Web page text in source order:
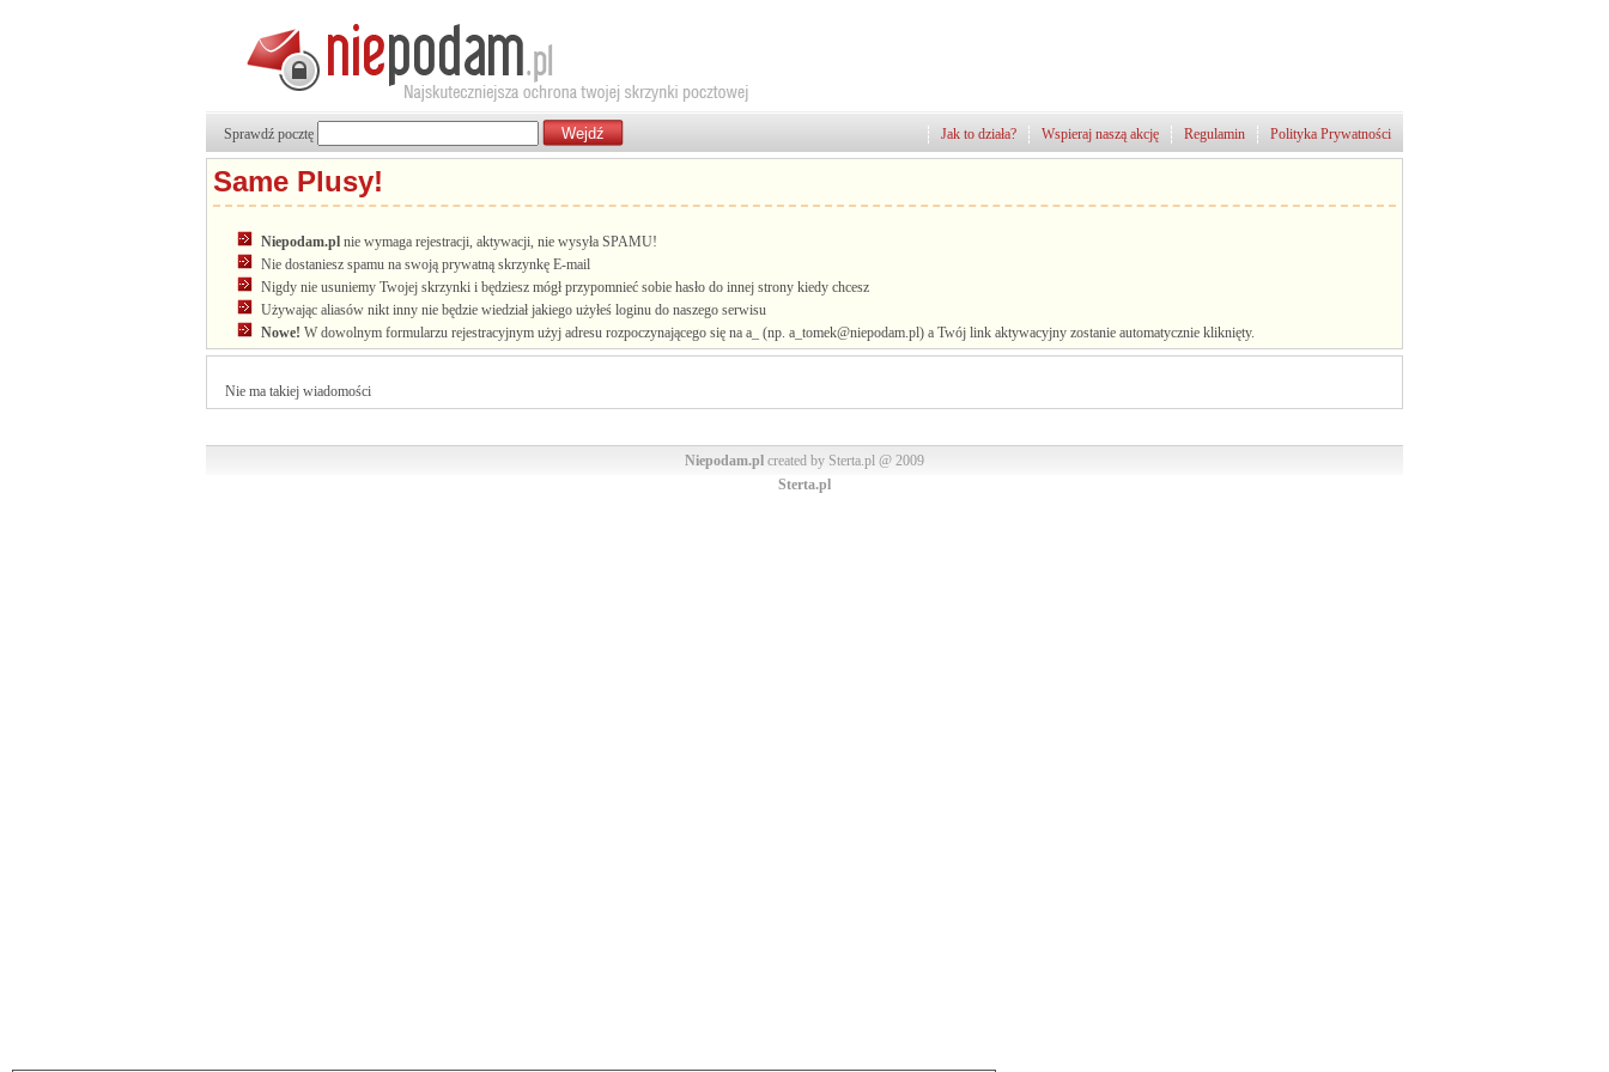
Polityka Prywatności
Regulamin
Wspieraj naszą akcję
Jak to działa?
Sprawdź pocztę
Same Plusy!
Niepodam.pl nie wymaga rejestracji, aktywacji, nie wysyła SPAMU!
Nie dostaniesz spamu na swoją prywatną skrzynkę E-mail
Nigdy nie usuniemy Twojej skrzynki i będziesz mógł przypomnieć sobie hasło do innej strony kiedy chcesz
Używając aliasów nikt inny nie będzie wiedział jakiego użyłeś loginu do naszego serwisu
Nowe! W dowolnym formularzu rejestracyjnym użyj adresu rozpoczynającego się na a_ (np. a_tomek@niepodam.pl) a Twój link aktywacyjny zostanie automatycznie kliknięty.
Nie ma takiej wiadomości
Niepodam.pl created by Sterta.pl @ 2009
Sterta.pl